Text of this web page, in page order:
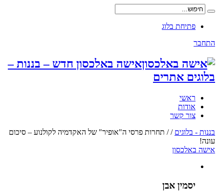
פתיחת בלוג
התחבר
אישה באלכסון חדש – בננות –
בלוגים אתרים
ראשי
אודות
צור קשר
בננות - בלוגים /
/ תחרות פרסי ה"אופיר" של האקדמיה לקולנוע – סיכום
עונה!
אישה באלכסון
יסמין אבן